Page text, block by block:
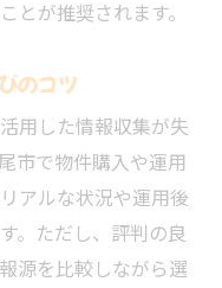
とが推奨されます。
のコツ
用した情報収集が失
市で物件購入や運用
アルな状況や運用後
。ただし、評判の良
源を比較しながら選